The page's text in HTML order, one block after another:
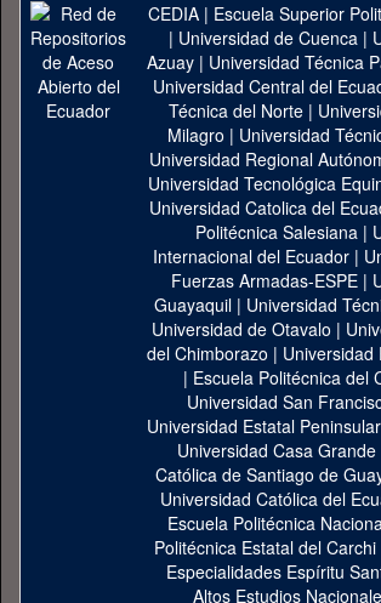
CEDIA| Escuela Superior
| Universidad de Cuenca|
Azuay| Universidad Técnica
Universidad Central del
Técnica del Norte |
Milagro | Universidad
Universidad Regional
Universidad Tecnológica
Universidad Catolica del
Politécnica Salesiana |
Internacional del Ecuador |
Fuerzas Armadas-ESPE |
Guayaquil| Universidad
Universidad de Otavalo |
del Chimborazo | Universidad
| Escuela Politécnica del
Universidad San
Universidad Estatal
Universidad Casa Grande
Católica de Santiago de
Universidad Católica del
Escuela Politécnica
Politécnica Estatal del Carchi
Especialidades Espíritu
Altos Estudios